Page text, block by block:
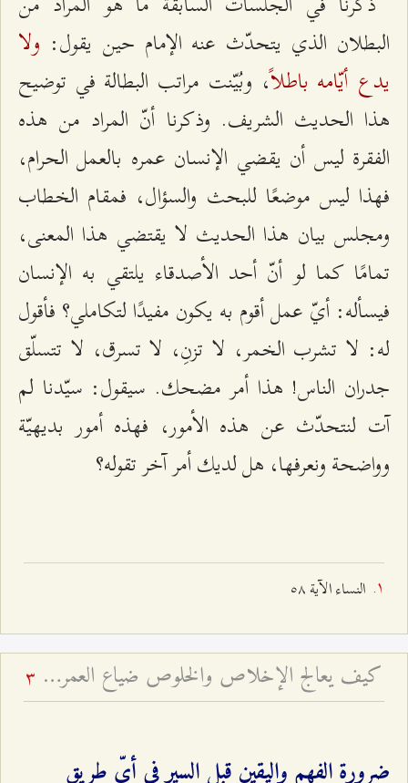
البطلان الذي يتحدّث عنه الإمام حين يقول: ولا
يدع أيّامه باطلاً، وبُيّنت مراتب البطالة في توضيح
هذا الحديث الشريف. وذكرنا أنّ المراد من هذه
الفقرة ليس أن يقضي الإنسان عمره بالعمل الحرام،
فهذا ليس موضعًا للبحث والسؤال، فمقام الخطاب
ومجلس بيان هذا الحديث لا يقتضي هذا المعنى،
تمامًا كما لو أنّ أحد الأصدقاء يلتقي به الإنسان
فيسأله: أيّ عمل أقوم به يكون مفيدًا لتكاملي؟ فأقول
له: لا تشرب الخمر، لا تزنِ، لا تسرق، لا تتسلّق
جدران الناس! هذا أمر مضحك. سيقول: سيّدنا لم
آت لنتحدّث عن هذه الأمور، فهذه أمور بديهيّة
وواضحة ونعرفها، هل لديك أمر آخر تقوله؟
النساء الآية ٥۸
كيف يعالج الإخلاص والخلوص ضياع العمر باطلاً؟ 3
ضرورة الفهم واليقين قبل السير في أيّ طريق